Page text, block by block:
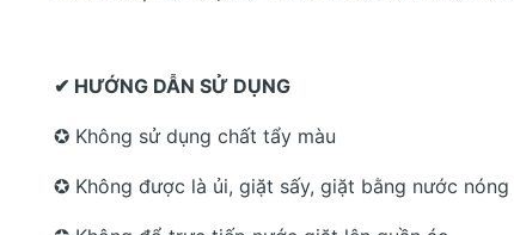
✔ HƯỚNG DẪN SỬ DỤNG
✪ Không sử dụng chất tẩy màu
✪ Không được là ủi, giặt sấy, giặt bằng nước nóng